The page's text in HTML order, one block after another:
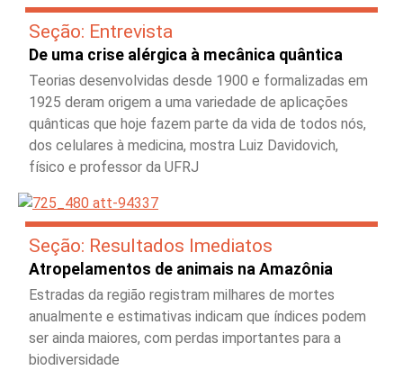
Seção: Entrevista
De uma crise alérgica à mecânica quântica
Teorias desenvolvidas desde 1900 e formalizadas em
1925 deram origem a uma variedade de aplicações
quânticas que hoje fazem parte da vida de todos nós,
dos celulares à medicina, mostra Luiz Davidovich,
físico e professor da UFRJ
Seção: Resultados Imediatos
Atropelamentos de animais na Amazônia
Estradas da região registram milhares de mortes
anualmente e estimativas indicam que índices podem
ser ainda maiores, com perdas importantes para a
biodiversidade